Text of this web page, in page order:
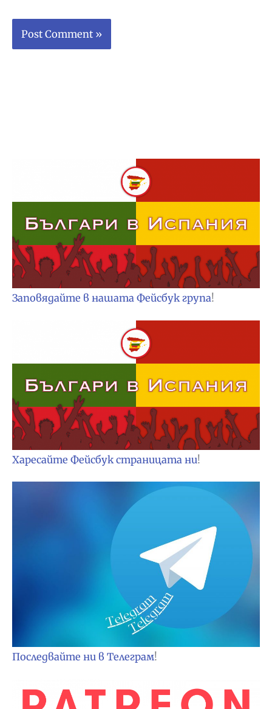
Заповядайте в нашата Фейсбук група!
Харесайте Фейсбук страницата ни!
Последвайте ни в Телеграм!